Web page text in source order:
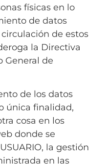
físicas en lo
de datos
de estos
la Directiva
General de
de los datos
única finalidad,
cosa en los
donde se
la gestión
en las